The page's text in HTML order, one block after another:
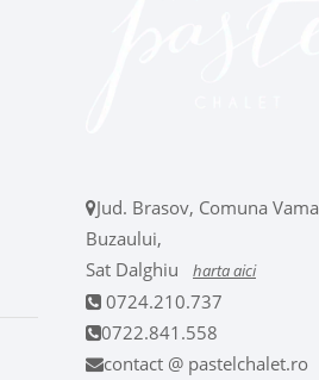
Jud. Brasov, Comuna Vama
Buzaului,
Sat Dalghiu
harta aici
0724.210.737
0722.841.558
contact @ pastelchalet.ro